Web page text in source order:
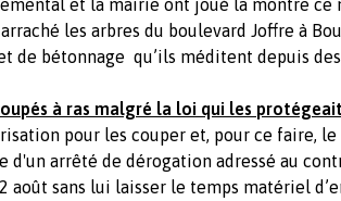
et la mairie ont joué la montre
les arbres du boulevard Joffre à
de bétonnage qu’ils méditent depuis
à ras malgré la loi qui les
pour les couper et, pour ce faire,
d'un arrêté de dérogation adressé au
août sans lui laisser le temps matériel